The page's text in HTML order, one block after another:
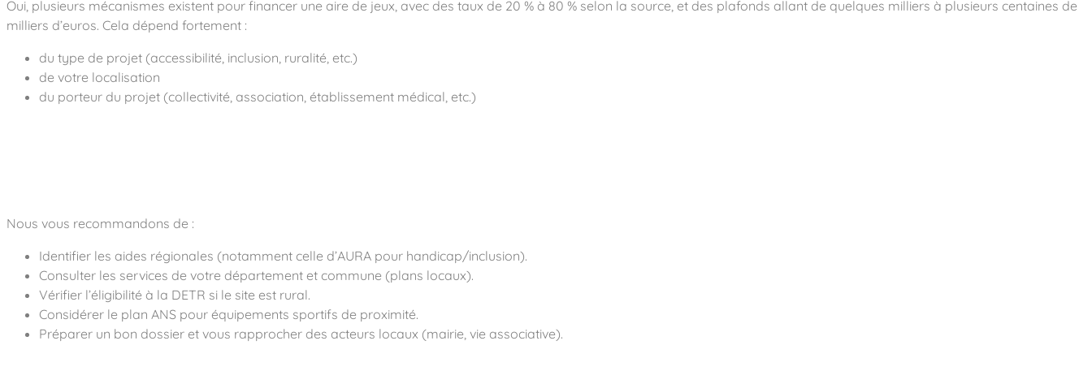
Oui, plusieurs mécanismes existent pour financer une aire de jeux, avec des taux de 20 % à 80 % selon la source, et des plafonds allant de quelques milliers à plusieurs centaines de
milliers d’euros. Cela dépend fortement :
du type de projet (accessibilité, inclusion, ruralité, etc.)
de votre localisation
du porteur du projet (collectivité, association, établissement médical, etc.)
Nous vous recommandons de :
Identifier les aides régionales (notamment celle d’AURA pour handicap/inclusion).
Consulter les services de votre département et commune (plans locaux).
Vérifier l’éligibilité à la DETR si le site est rural.
Considérer le plan ANS pour équipements sportifs de proximité.
Préparer un bon dossier et vous rapprocher des acteurs locaux (mairie, vie associative).